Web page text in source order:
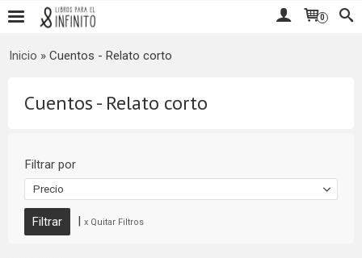
0
Inicio » Cuentos - Relato corto
Cuentos - Relato corto
Filtrar por
Precio
| x Quitar Filtros